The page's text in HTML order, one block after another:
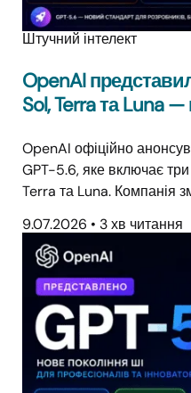
Штучний інтелект
OpenAI
Sol, Terra та Luna
OpenAI офіційно
GPT-5.6, яке включає
Terra та Luna. Компанія
9.07.2026 • 3 хв читання